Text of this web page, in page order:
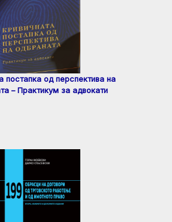
постапка од перспектива на
– Практикум за адвокати